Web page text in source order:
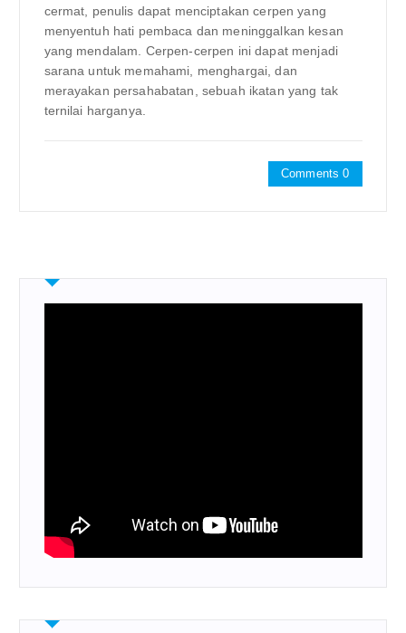
cermat, penulis dapat menciptakan cerpen yang
menyentuh hati pembaca dan meninggalkan kesan
yang mendalam. Cerpen-cerpen ini dapat menjadi
sarana untuk memahami, menghargai, dan
merayakan persahabatan, sebuah ikatan yang tak
ternilai harganya.
Comments 0